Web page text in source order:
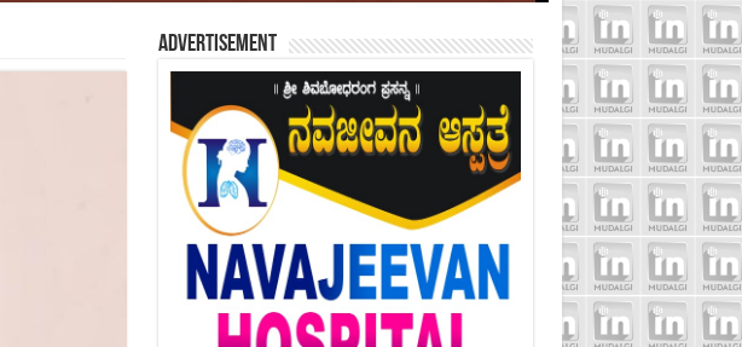
Advertisement